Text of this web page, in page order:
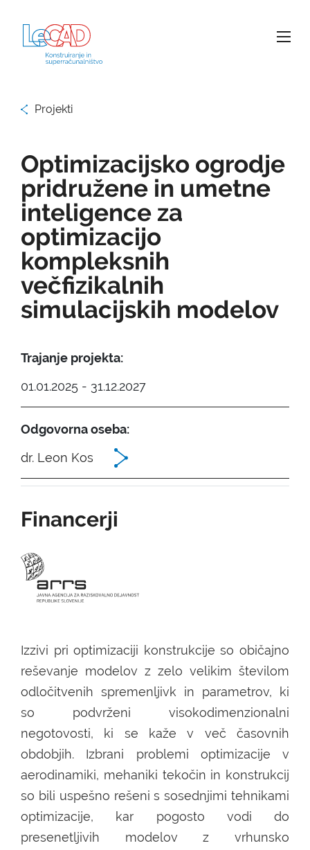
Projekti
Optimizacijsko ogrodje
pridružene in umetne
inteligence za
optimizacijo
kompleksnih
večfizikalnih
simulacijskih modelov
Trajanje projekta:
01.01.2025 - 31.12.2027
Odgovorna oseba:
dr. Leon Kos
Financerji
Izzivi pri optimizaciji konstrukcije so običajno
reševanje modelov z zelo velikim številom
odločitvenih spremenljivk in parametrov, ki
so podvrženi visokodimenzionalni
negotovosti, ki se kaže v več časovnih
obdobjih. Izbrani problemi optimizacije v
aerodinamiki, mehaniki tekočin in konstrukcij
so bili uspešno rešeni s sosednjimi tehnikami
optimizacije, kar pogosto vodi do
presenetljivih modelov z vrhunsko